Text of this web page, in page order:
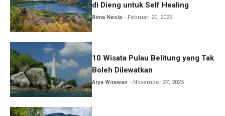
di Dieng untuk Self Healing
Bima Nesia Februari 20, 2026
10 Wisata Pulau Belitung yang Tak
Boleh Dilewatkan
Arya Wirawan November 27, 2025